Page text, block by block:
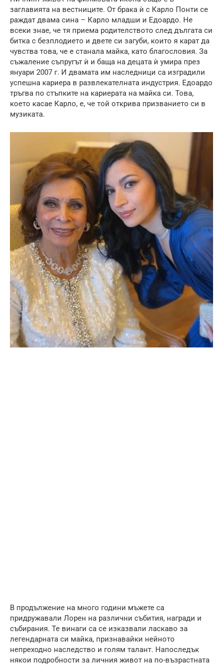
заглавията на вестниците. От брака ѝ с Карло Понти се
раждат двама сина – Карло младши и Едоардо. Не
всеки знае, че тя приема родителството след дългата си
битка с безплодието и двете си загуби, които я карат да
чувства това, че е станала майка, като благословия. За
съжаление съпругът ѝ и баща на децата ѝ умира през
януари 2007 г. И двамата им наследници са изградили
успешна кариера в развлекателната индустрия. Едоардо
тръгва по стъпките на кариерата на майка си. Това,
което касае Карло, е, че той открива призванието си в
музиката.
В продължение на много години мъжете са
придружавали Лорен на различни събития, награди и
събирания. Те винаги са се изказвали ласкаво за
легендарната си майка, признавайки нейното
непреходно наследство и голям талант. Напоследък
някои подробности за личния живот на по-възрастната